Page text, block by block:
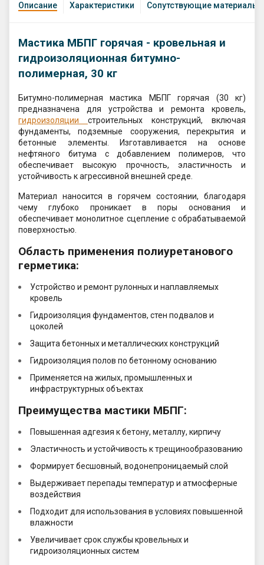
Описание Характеристики Сопутствующие материалы
Мастика МБПГ горячая - кровельная и
гидроизоляционная битумно-
полимерная, 30 кг
Битумно-полимерная мастика МБПГ горячая (30 кг)
предназначена для устройства и ремонта кровель,
гидроизоляции строительных конструкций, включая
фундаменты, подземные сооружения, перекрытия и
бетонные элементы. Изготавливается на основе
нефтяного битума с добавлением полимеров, что
обеспечивает высокую прочность, эластичность и
устойчивость к агрессивной внешней среде.
Материал наносится в горячем состоянии, благодаря
чему глубоко проникает в поры основания и
обеспечивает монолитное сцепление с обрабатываемой
поверхностью.
Область применения полиуретанового
герметика:
Устройство и ремонт рулонных и наплавляемых
кровель
Гидроизоляция фундаментов, стен подвалов и
цоколей
Защита бетонных и металлических конструкций
Гидроизоляция полов по бетонному основанию
Применяется на жилых, промышленных и
инфраструктурных объектах
Преимущества мастики МБПГ:
Повышенная адгезия к бетону, металлу, кирпичу
Эластичность и устойчивость к трещинообразованию
Формирует бесшовный, водонепроницаемый слой
Выдерживает перепады температур и атмосферные
воздействия
Подходит для использования в условиях повышенной
влажности
Увеличивает срок службы кровельных и
гидроизоляционных систем